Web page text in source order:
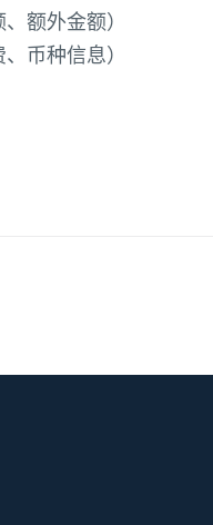
额外金额）
币种信息）